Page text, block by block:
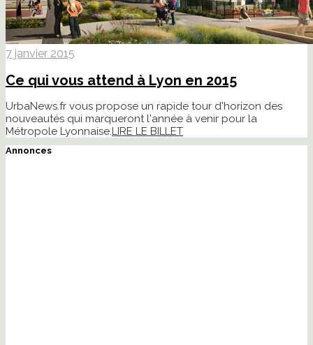
7 janvier 2015
Ce qui vous attend à Lyon en 2015
UrbaNews.fr vous propose un rapide tour d'horizon des
nouveautés qui marqueront l'année à venir pour la
Métropole Lyonnaise.LIRE LE BILLET
Annonces